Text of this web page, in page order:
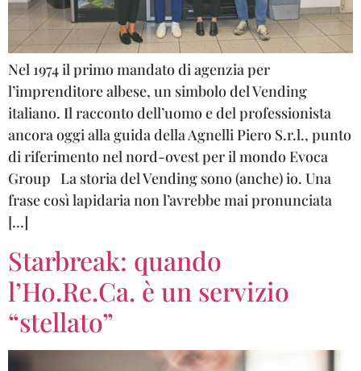
Nel 1974 il primo mandato di agenzia per
l’imprenditore albese, un simbolo del Vending
italiano. Il racconto dell’uomo e del professionista
ancora oggi alla guida della Agnelli Piero S.r.l., punto
di riferimento nel nord-ovest per il mondo Evoca
Group La storia del Vending sono (anche) io. Una
frase così lapidaria non l’avrebbe mai pronunciata
[…]
Starbreak: quando
l’Ho.Re.Ca. è un servizio
“stellato”